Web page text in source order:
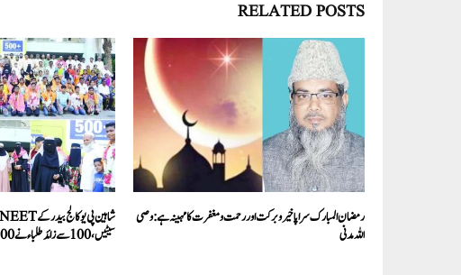
RELATED POSTS
رمضان المبارک سراپا خیر وبرکت اور رحمت ومغفرت کامہینہ ہے:وصی
اللہ مدنی
سیٹیں،100سے زائد طلباء نے 600سے زائد نمبرات حاصل کئے